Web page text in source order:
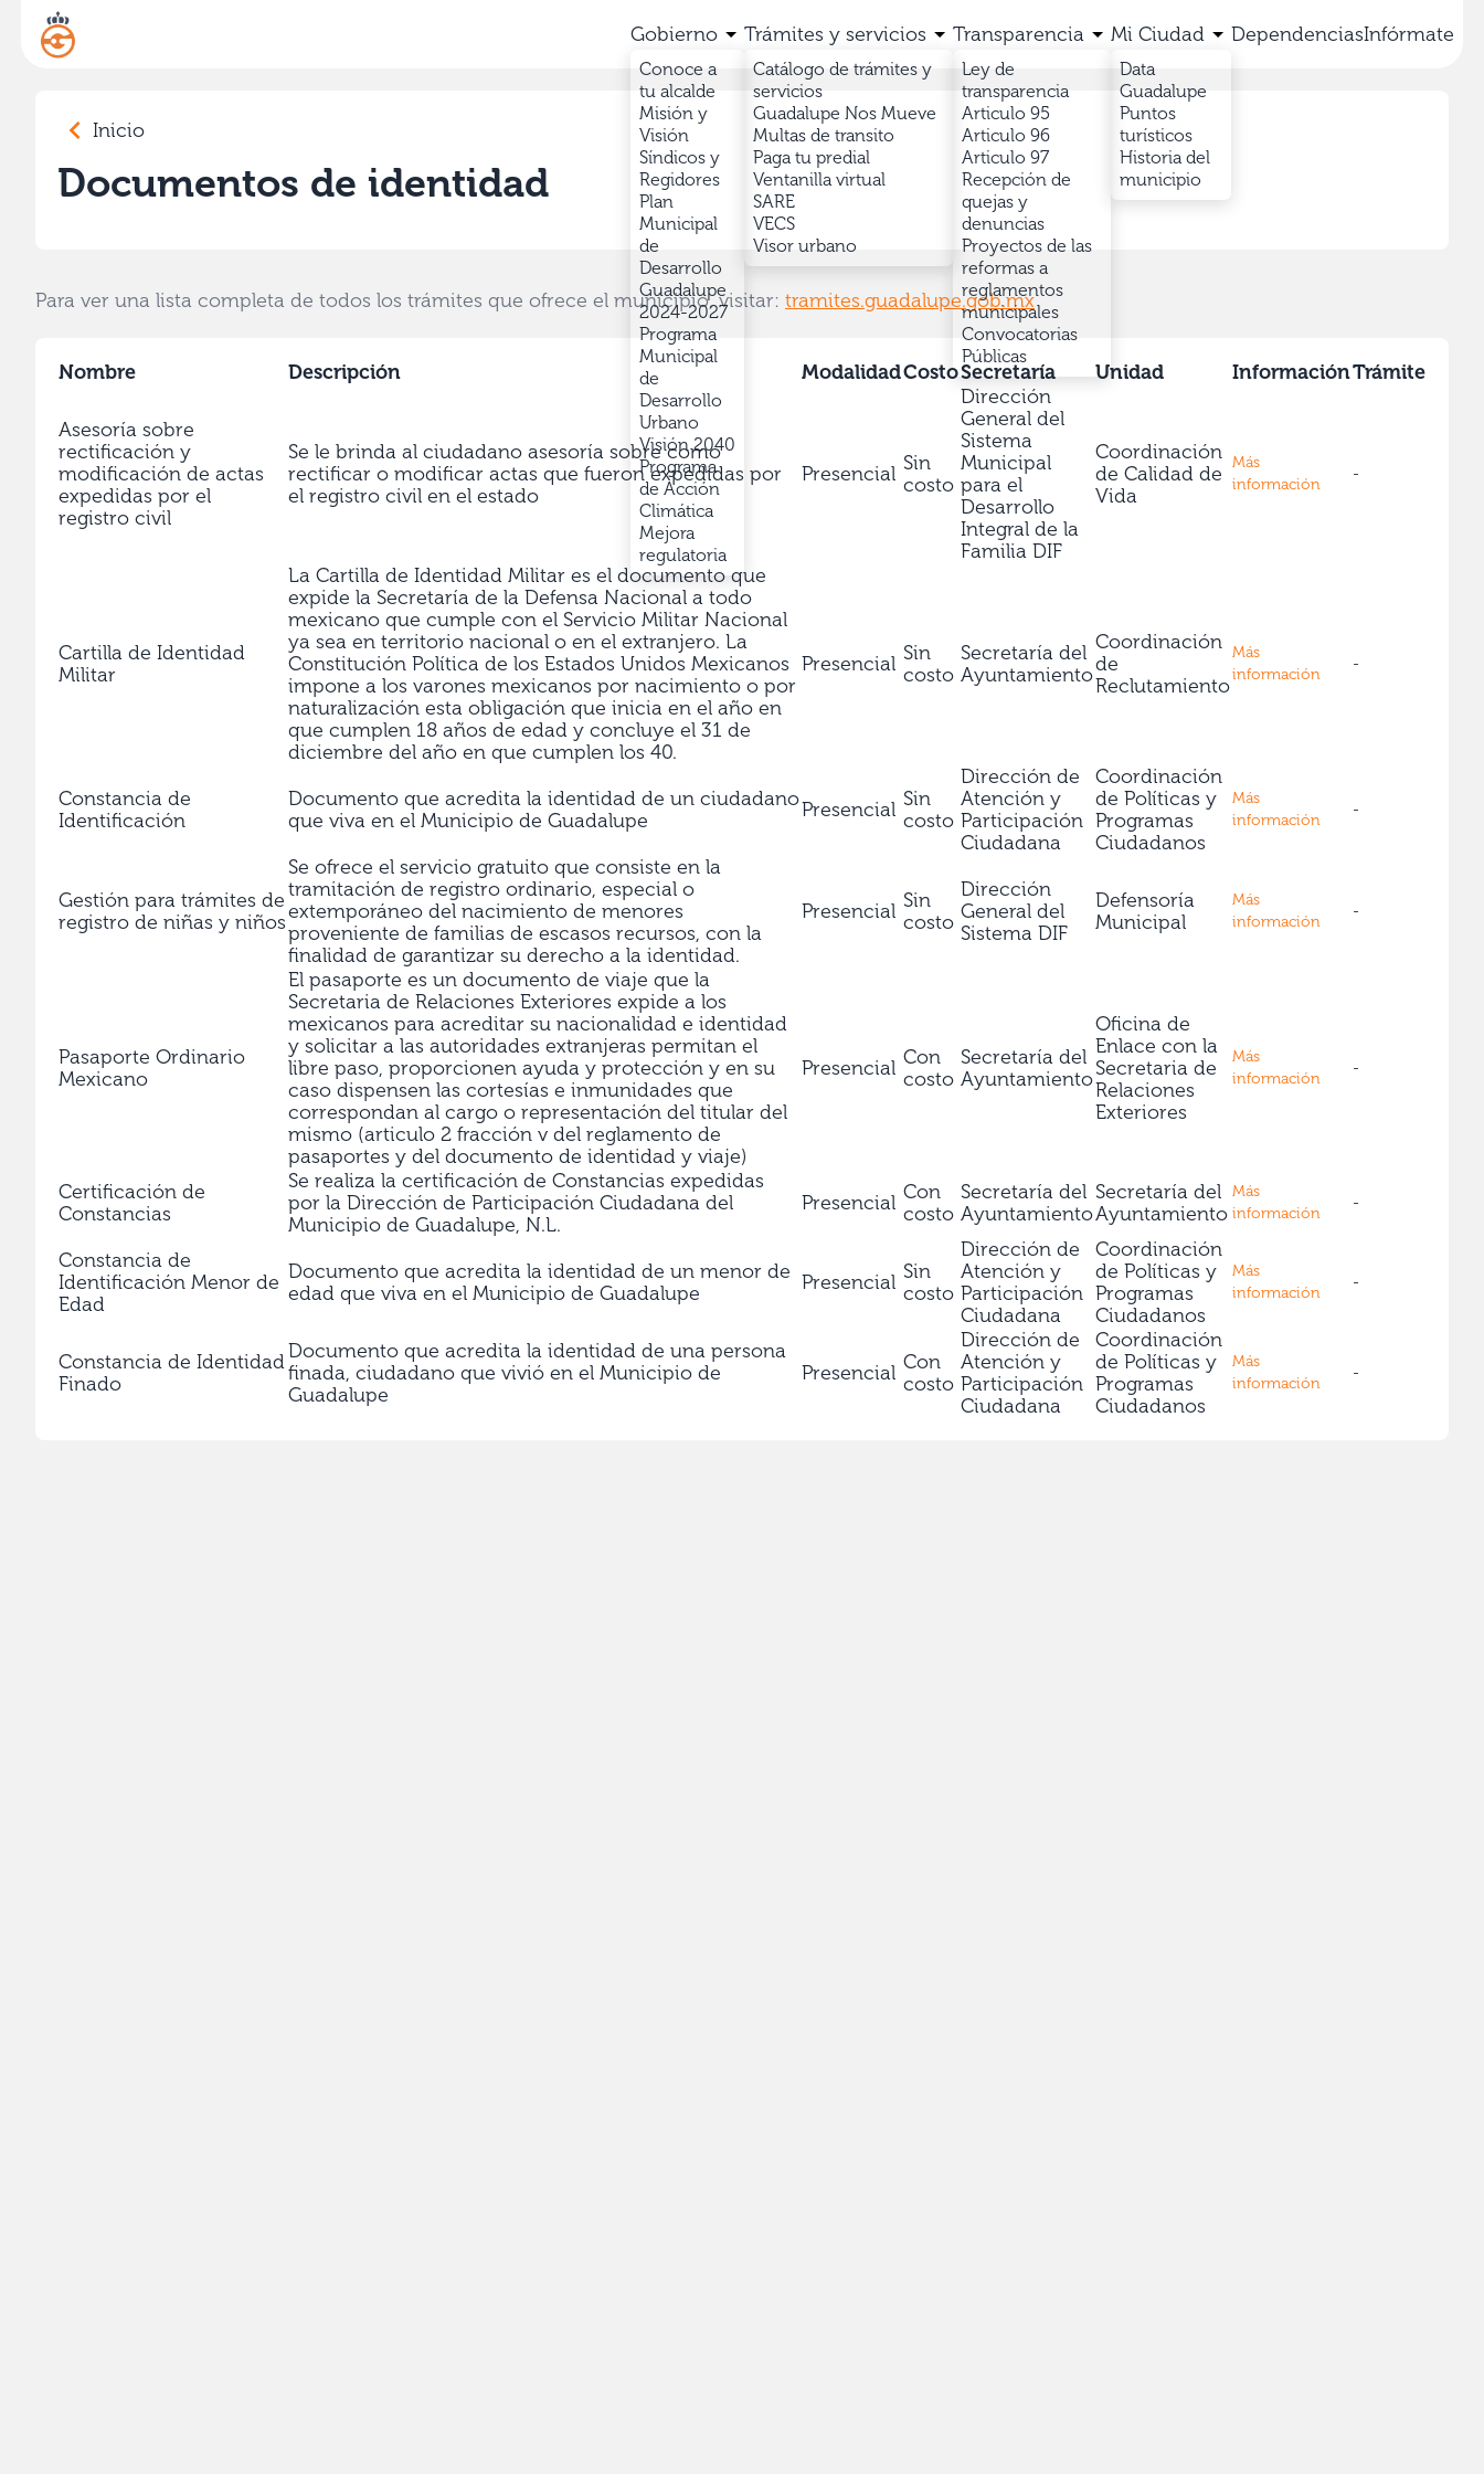
Gobierno
Conoce a
tu alcalde
Misión y
Visión
Síndicos y
Regidores
Plan
Municipal
de
Desarrollo
Guadalupe
2024-2027
Programa
Municipal
de
Desarrollo
Urbano
Visión 2040
Programa
de Acción
Climática
Mejora
regulatoria
Trámites y servicios
Catálogo de trámites y
servicios
Guadalupe Nos Mueve
Multas de transito
Paga tu predial
Ventanilla virtual
SARE
VECS
Visor urbano
Transparencia
Ley de
transparencia
Articulo 95
Articulo 96
Articulo 97
Recepción de
quejas y
denuncias
Proyectos de las
reformas a
reglamentos
municipales
Convocatorias
Públicas
Mi Ciudad
Data
Guadalupe
Puntos
turísticos
Historia del
municipio
DependenciasInfórmate
Inicio
Documentos de identidad
Para ver una lista completa de todos los trámites que ofrece el municipio, visitar: tramites.guadalupe.gob.mx
Nombre Descripción ModalidadCostoSecretaría Unidad InformaciónTrámite
Asesoría sobre
rectificación y
modificación de actas
expedidas por el
registro civil
Se le brinda al ciudadano asesoría sobre como
rectificar o modificar actas que fueron expedidas por
el registro civil en el estado
Presencial Sin
costo
Dirección
General del
Sistema
Municipal
para el
Desarrollo
Integral de la
Familia DIF
Coordinación
de Calidad de
Vida
Más
información
-
Cartilla de Identidad
Militar
La Cartilla de Identidad Militar es el documento que
expide la Secretaría de la Defensa Nacional a todo
mexicano que cumple con el Servicio Militar Nacional
ya sea en territorio nacional o en el extranjero. La
Constitución Política de los Estados Unidos Mexicanos
impone a los varones mexicanos por nacimiento o por
naturalización esta obligación que inicia en el año en
que cumplen 18 años de edad y concluye el 31 de
diciembre del año en que cumplen los 40.
Presencial Sin
costo
Secretaría del
Ayuntamiento
Coordinación
de
Reclutamiento
Más
información
-
Constancia de
Identificación
Documento que acredita la identidad de un ciudadano
que viva en el Municipio de Guadalupe
Presencial Sin
costo
Dirección de
Atención y
Participación
Ciudadana
Coordinación
de Políticas y
Programas
Ciudadanos
Más
información
-
Gestión para trámites de
registro de niñas y niños
Se ofrece el servicio gratuito que consiste en la
tramitación de registro ordinario, especial o
extemporáneo del nacimiento de menores
proveniente de familias de escasos recursos, con la
finalidad de garantizar su derecho a la identidad.
Presencial Sin
costo
Dirección
General del
Sistema DIF
Defensoría
Municipal
Más
información
-
Pasaporte Ordinario
Mexicano
El pasaporte es un documento de viaje que la
Secretaria de Relaciones Exteriores expide a los
mexicanos para acreditar su nacionalidad e identidad
y solicitar a las autoridades extranjeras permitan el
libre paso, proporcionen ayuda y protección y en su
caso dispensen las cortesías e inmunidades que
correspondan al cargo o representación del titular del
mismo (articulo 2 fracción v del reglamento de
pasaportes y del documento de identidad y viaje)
Presencial Con
costo
Secretaría del
Ayuntamiento
Oficina de
Enlace con la
Secretaria de
Relaciones
Exteriores
Más
información
-
Certificación de
Constancias
Se realiza la certificación de Constancias expedidas
por la Dirección de Participación Ciudadana del
Municipio de Guadalupe, N.L.
Presencial Con
costo
Secretaría del
Ayuntamiento
Secretaría del
Ayuntamiento
Más
información
-
Constancia de
Identificación Menor de
Edad
Documento que acredita la identidad de un menor de
edad que viva en el Municipio de Guadalupe
Presencial Sin
costo
Dirección de
Atención y
Participación
Ciudadana
Coordinación
de Políticas y
Programas
Ciudadanos
Más
información
-
Constancia de Identidad
Finado
Documento que acredita la identidad de una persona
finada, ciudadano que vivió en el Municipio de
Guadalupe
Presencial Con
costo
Dirección de
Atención y
Participación
Ciudadana
Coordinación
de Políticas y
Programas
Ciudadanos
Más
información
-